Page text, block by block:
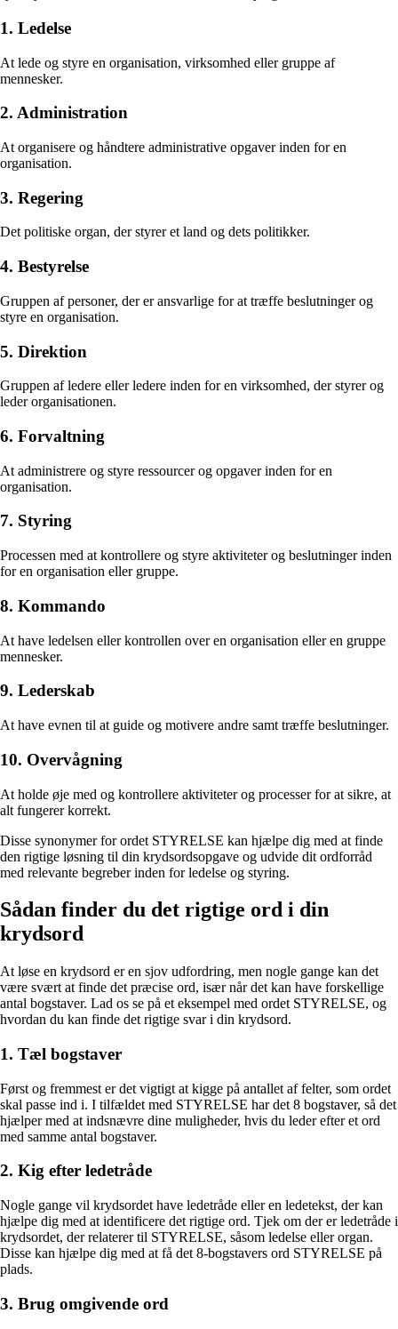
1. Ledelse
At lede og styre en organisation, virksomhed eller gruppe af
mennesker.
2. Administration
At organisere og håndtere administrative opgaver inden for en
organisation.
3. Regering
Det politiske organ, der styrer et land og dets politikker.
4. Bestyrelse
Gruppen af personer, der er ansvarlige for at træffe beslutninger og
styre en organisation.
5. Direktion
Gruppen af ledere eller ledere inden for en virksomhed, der styrer og
leder organisationen.
6. Forvaltning
At administrere og styre ressourcer og opgaver inden for en
organisation.
7. Styring
Processen med at kontrollere og styre aktiviteter og beslutninger inden
for en organisation eller gruppe.
8. Kommando
At have ledelsen eller kontrollen over en organisation eller en gruppe
mennesker.
9. Lederskab
At have evnen til at guide og motivere andre samt træffe beslutninger.
10. Overvågning
At holde øje med og kontrollere aktiviteter og processer for at sikre, at
alt fungerer korrekt.
Disse synonymer for ordet STYRELSE kan hjælpe dig med at finde
den rigtige løsning til din krydsordsopgave og udvide dit ordforråd
med relevante begreber inden for ledelse og styring.
Sådan finder du det rigtige ord i din
krydsord
At løse en krydsord er en sjov udfordring, men nogle gange kan det
være svært at finde det præcise ord, især når det kan have forskellige
antal bogstaver. Lad os se på et eksempel med ordet STYRELSE, og
hvordan du kan finde det rigtige svar i din krydsord.
1. Tæl bogstaver
Først og fremmest er det vigtigt at kigge på antallet af felter, som ordet
skal passe ind i. I tilfældet med STYRELSE har det 8 bogstaver, så det
hjælper med at indsnævre dine muligheder, hvis du leder efter et ord
med samme antal bogstaver.
2. Kig efter ledetråde
Nogle gange vil krydsordet have ledetråde eller en ledetekst, der kan
hjælpe dig med at identificere det rigtige ord. Tjek om der er ledetråde i
krydsordet, der relaterer til STYRELSE, såsom ledelse eller organ.
Disse kan hjælpe dig med at få det 8-bogstavers ord STYRELSE på
plads.
3. Brug omgivende ord